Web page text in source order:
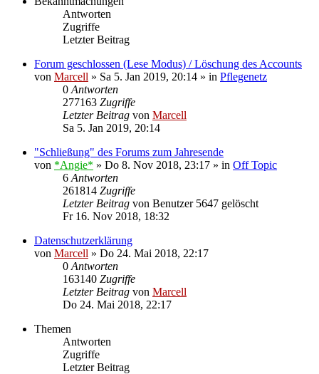
Antworten
Zugriffe
Letzter Beitrag
Forum geschlossen (Lese Modus) / Löschung des Accounts
von Marcell » Sa 5. Jan 2019, 20:14 » in Pflegenetz
0 Antworten
277163 Zugriffe
Letzter Beitrag von Marcell
Sa 5. Jan 2019, 20:14
"Schließung" des Forums zum Jahresende
von *Angie* » Do 8. Nov 2018, 23:17 » in Off Topic
6 Antworten
261814 Zugriffe
Letzter Beitrag von Benutzer 5647 gelöscht
Fr 16. Nov 2018, 18:32
Datenschutzerklärung
von Marcell » Do 24. Mai 2018, 22:17
0 Antworten
163140 Zugriffe
Letzter Beitrag von Marcell
Do 24. Mai 2018, 22:17
Themen
Antworten
Zugriffe
Letzter Beitrag